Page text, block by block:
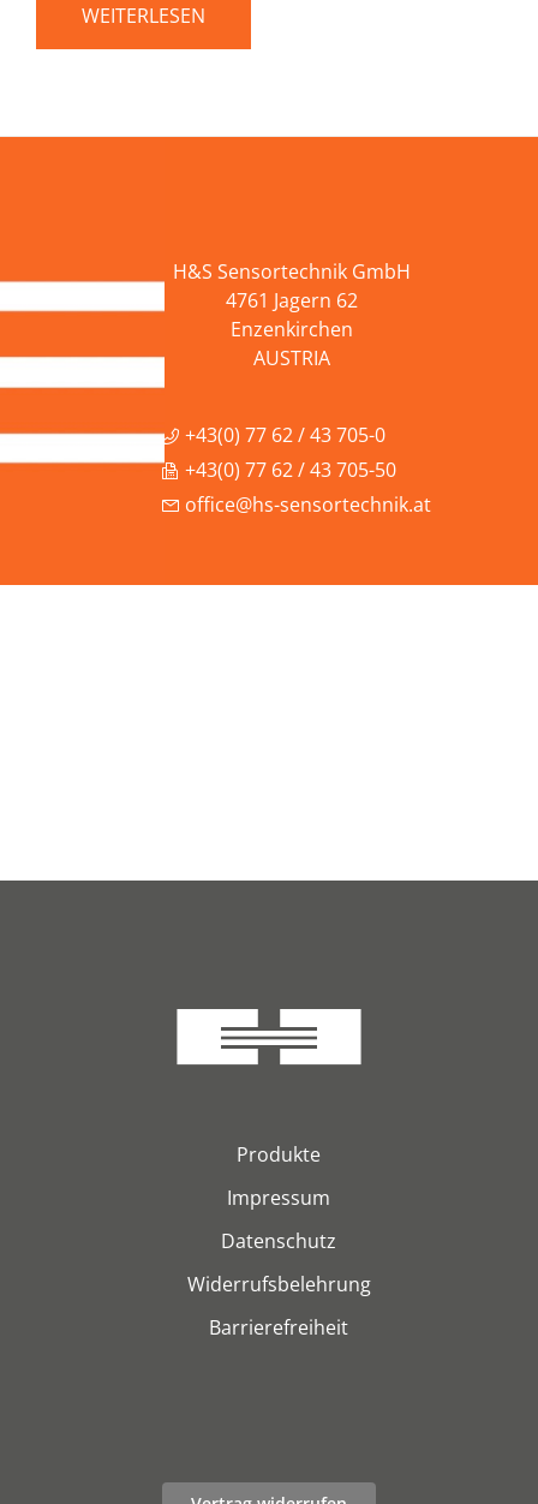
WEITERLESEN
H&S Sensortechnik GmbH
4761 Jagern 62
Enzenkirchen
AUSTRIA
+43(0) 77 62 / 43 705-0
+43(0) 77 62 / 43 705-50
office@hs-sensortechnik.at
Produkte
Impressum
Datenschutz
Widerrufsbelehrung
Barrierefreiheit